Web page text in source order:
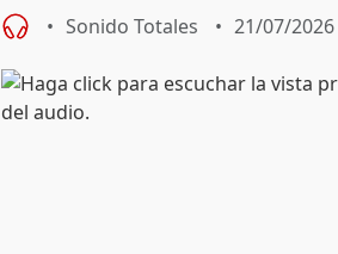
Sonido Totales 21/07/2026